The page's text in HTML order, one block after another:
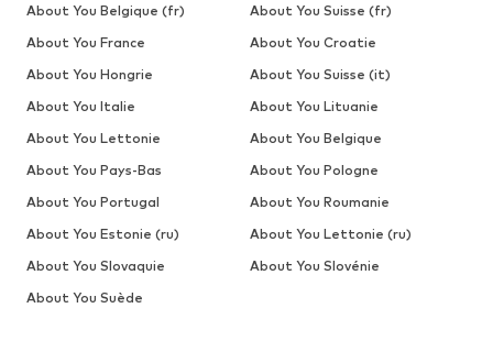
About You Belgique (fr)
About You Suisse (fr)
About You France
About You Croatie
About You Hongrie
About You Suisse (it)
About You Italie
About You Lituanie
About You Lettonie
About You Belgique
About You Pays-Bas
About You Pologne
About You Portugal
About You Roumanie
About You Estonie (ru)
About You Lettonie (ru)
About You Slovaquie
About You Slovénie
About You Suède